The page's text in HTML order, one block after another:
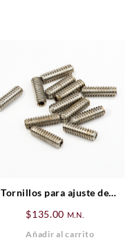
Tornillos para ajuste de
standar Fender
$135.00 M.N.
Añadir al carrito